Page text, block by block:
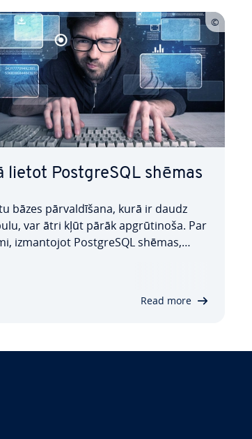
lietot PostgreSQL shēmas
bāzes pār­val­dī­ša­na, kurā ir daudz
var ātri kļūt pārāk ap­grū­ti­no­ša. Par
iz­man­to­jot PostgreSQL shēmas,
PostgreSQL shēmu sintakse,…
Read more